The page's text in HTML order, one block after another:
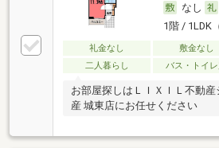
なし
1階 / 1LDK
礼金なし 敷金なし
二人暮らし
バス・トイレ
お部屋探しはＬＩＸＩＬ不動
産 城東店にお任せください